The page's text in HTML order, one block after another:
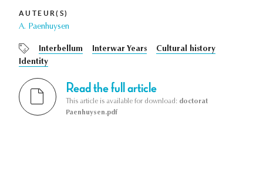
AUTEUR(S)
A. Paenhuysen
Interbellum Interwar Years
Cultural history
Identity
Read the full article
This article is available for download: doctorat
Paenhuysen.pdf